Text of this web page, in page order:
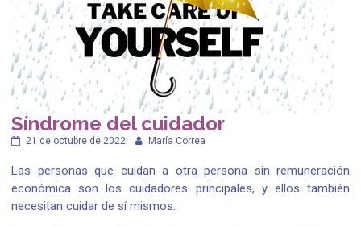
Síndrome del cuidador
21 de octubre de 2022 María Correa
Las personas que cuidan a otra persona sin remuneración
económica son los cuidadores principales, y ellos también
necesitan cuidar de sí mismos.